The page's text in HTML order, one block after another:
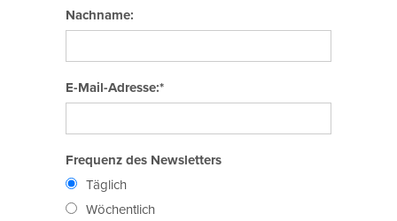
Nachname:
E-Mail-Adresse:*
Frequenz des Newsletters
Täglich
Wöchentlich